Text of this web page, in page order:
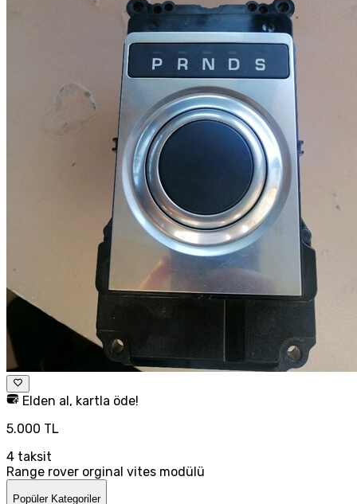
Elden al, kartla öde!
5.000 TL
4 taksit
Range rover orginal vites modülü
Popüler Kategoriler